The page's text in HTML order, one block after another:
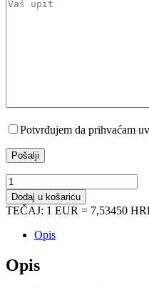
Potvrđujem da prihvaćam
Kaciga
HJC
i91
Felio
MC21
količina
Dodaj u košaricu
TEČAJ: 1 EUR = 7,53450
Opis
Opis